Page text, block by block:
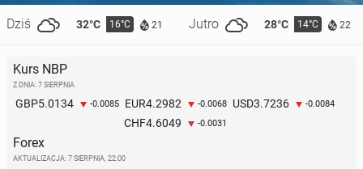
Dziś 32°C 16°C 21 Jutro 28°C 14°C 22
Kurs NBP
Z DNIA: 7 SIERPNIA
GBP5.0134 -0.0085 EUR4.2982 -0.0068 USD3.7236 -0.0084
CHF4.6049 -0.0031
Forex
AKTUALIZACJA: 7 SIERPNIA, 22:00